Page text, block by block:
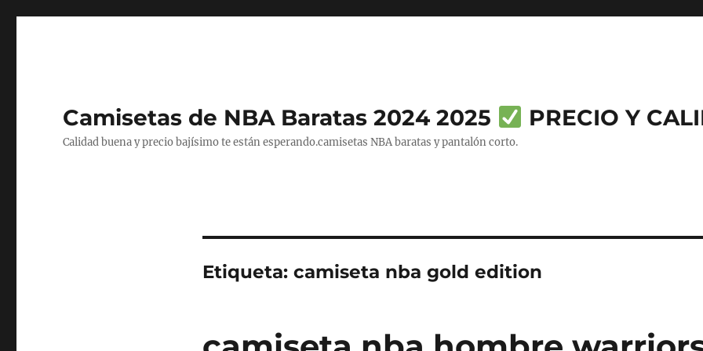
Camisetas de NBA Baratas 2024 2025 PRECIO Y
Calidad buena y precio bajísimo te están esperando.camisetas NBA baratas y pantalón corto.
Etiqueta: camiseta nba gold edition